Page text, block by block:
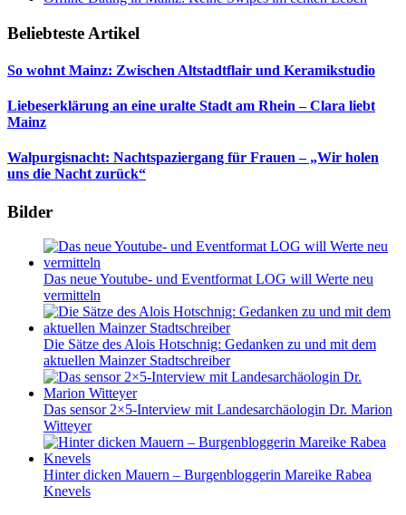
Beliebteste Artikel
So wohnt Mainz: Zwischen Altstadtflair und Keramikstudio
Liebeserklärung an eine uralte Stadt am Rhein – Clara liebt
Mainz
Walpurgisnacht: Nachtspaziergang für Frauen – „Wir holen
uns die Nacht zurück“
Bilder
Das neue Youtube- und Eventformat LOG will Werte neu
vermitteln
Die Sätze des Alois Hotschnig: Gedanken zu und mit dem
aktuellen Mainzer Stadtschreiber
Das sensor 2×5-Interview mit Landesarchäologin Dr. Marion
Witteyer
Hinter dicken Mauern – Burgenbloggerin Mareike Rabea
Knevels